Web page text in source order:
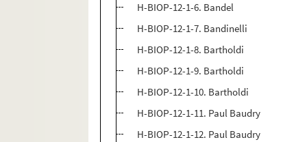
H-BIOP-12-1-6. Bandel
H-BIOP-12-1-7. Bandinelli
H-BIOP-12-1-8. Bartholdi
H-BIOP-12-1-9. Bartholdi
H-BIOP-12-1-10. Bartholdi
H-BIOP-12-1-11. Paul Baudry
H-BIOP-12-1-12. Paul Baudry